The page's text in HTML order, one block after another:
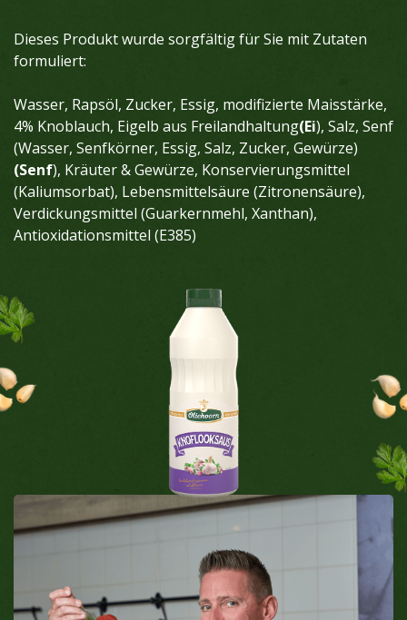
Dieses Produkt wurde sorgfältig für Sie mit Zutaten
formuliert:
Wasser, Rapsöl, Zucker, Essig, modifizierte Maisstärke,
4% Knoblauch, Eigelb aus Freilandhaltung(Ei), Salz, Senf
(Wasser, Senfkörner, Essig, Salz, Zucker, Gewürze)
(Senf), Kräuter & Gewürze, Konservierungsmittel
(Kaliumsorbat), Lebensmittelsäure (Zitronensäure),
Verdickungsmittel (Guarkernmehl, Xanthan),
Antioxidationsmittel (E385)